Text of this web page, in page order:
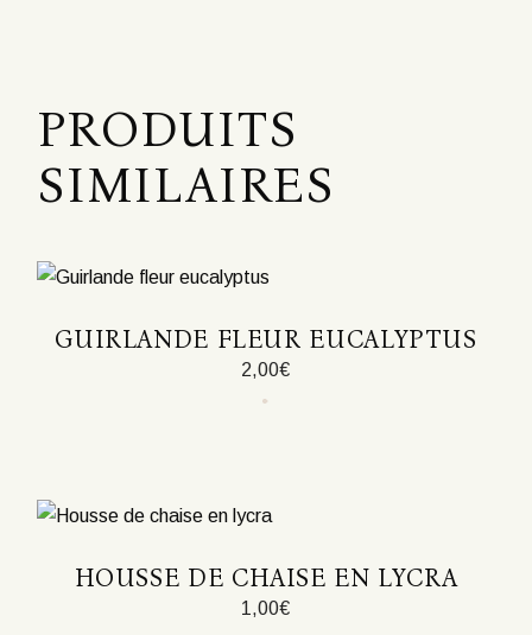
PRODUITS
SIMILAIRES
GUIRLANDE FLEUR EUCALYPTUS
2,00€
HOUSSE DE CHAISE EN LYCRA
1,00€